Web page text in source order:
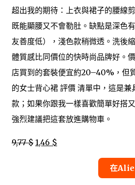
超出我的期待：上衣與裙子的腰線
既能顯腰又不會勒肚。缺點是深色
友善度低），淺色款稍微透。洗後
體質感比同價位的快時尚品牌好。
店買到的套裝便宜約20–40%，但
的女士背心裙 評價 清單中，這是兼
款；如果你跟我一樣喜歡簡單好搭
強烈建議把這套放進購物車。
9,77 $ 1,46 $
在